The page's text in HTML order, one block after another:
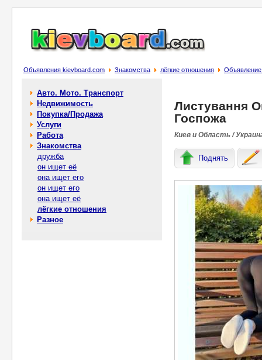
Объявления kievboard.com Знакомства лёгкие отношения Объявление
Авто. Мото. Транспорт
Недвижимость
Покупка/Продажа
Услуги
Работа
Знакомства
дружба
он ищет её
она ищет его
он ищет его
она ищет её
лёгкие отношения
Разное
Листування
Госпожа
Киев и Область /
Поднять